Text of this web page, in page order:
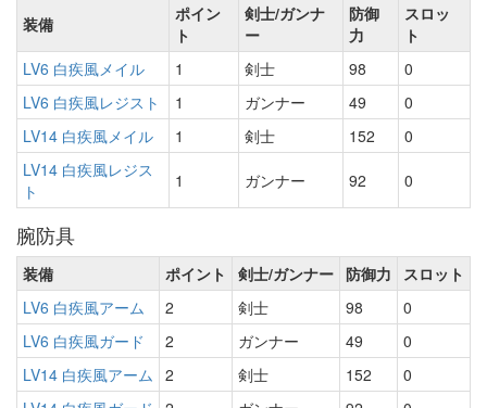
装備
ポイン
ト
剣士/ガンナ
ー
防御
力
スロッ
ト
LV6 白疾風メイル
1 剣士 98
0
LV6 白疾風レジスト
1 ガンナー 49
0
LV14 白疾風メイル
1 剣士 152
0
LV14 白疾風レジス
ト
1 ガンナー 92 0
腕防具
装備 ポイント 剣士/ガンナー 防御力
スロット
LV6 白疾風アーム
2 剣士 98
0
LV6 白疾風ガード
2 ガンナー 49
0
LV14 白疾風アーム 2 剣士 152
0